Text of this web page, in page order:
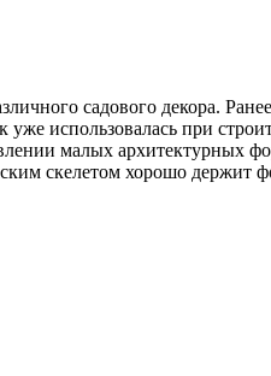
садового декора.
использовалась при
малых архитектурных
скелетом хорошо держит